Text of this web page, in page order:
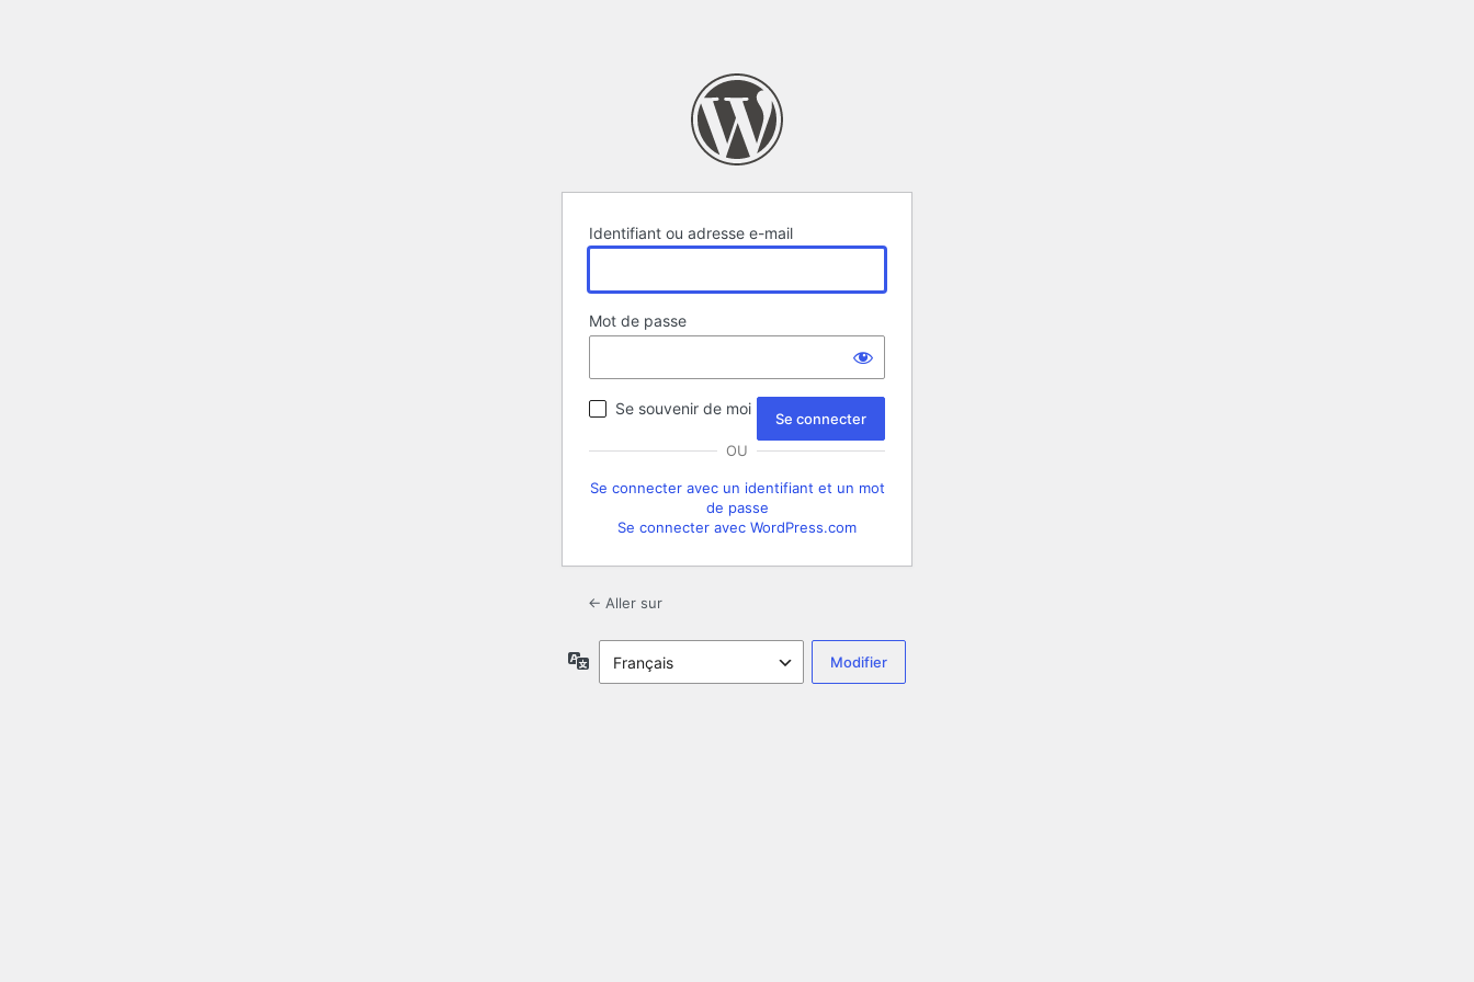
Identifiant ou adresse e-mail
Mot de passe
Se souvenir de moi
OU
Se connecter avec un identifiant et un mot
de passe
Se connecter avec WordPress.com
← Aller sur
Langue